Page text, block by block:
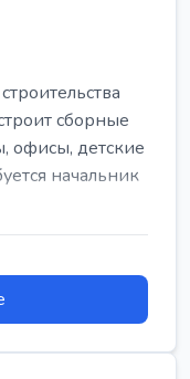
сборные
офисы, детские
начальник